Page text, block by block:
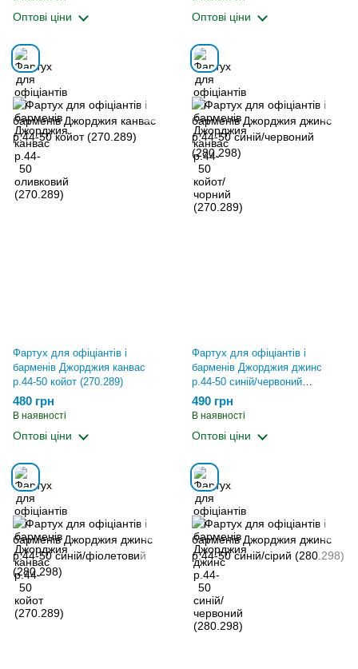
Оптові ціни Оптові ціни
Фартух для офіціантів і
барменів Джорджия канвас
р.44-50 койот (270.289)
480 грн
В наявності
Оптові ціни
Фартух для офіціантів і
барменів Джорджия джинс
р.44-50 синій/червоний
(280.298)
490 грн
В наявності
Оптові ціни